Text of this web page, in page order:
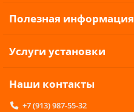
Полезная информация
Услуги установки
Наши контакты
+7 (913) 987-55-32